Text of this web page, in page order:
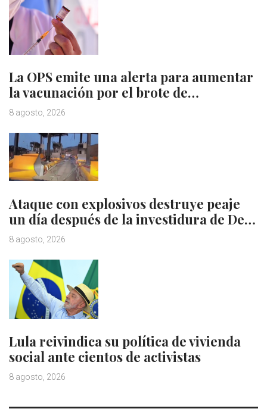
La OPS emite una alerta para aumentar
la vacunación por el brote de…
8 agosto, 2026
Ataque con explosivos destruye peaje
un día después de la investidura de De…
8 agosto, 2026
Lula reivindica su política de vivienda
social ante cientos de activistas
8 agosto, 2026